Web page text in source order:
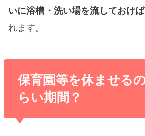
いに浴槽・洗い場を流しておけ
れます。
保育園等を休ませる
らい期間？